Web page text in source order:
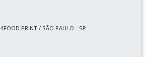
4FOOD PRINT / SÃO PAULO - SP